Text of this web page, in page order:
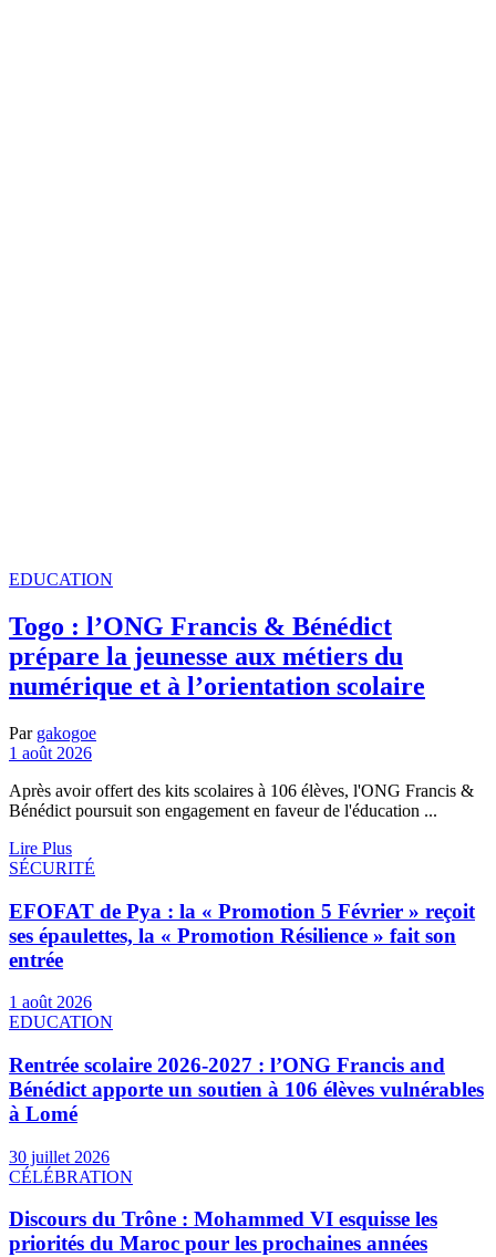
EDUCATION
Togo : l’ONG Francis & Bénédict
prépare la jeunesse aux métiers du
numérique et à l’orientation scolaire
Par gakogoe
1 août 2026
Après avoir offert des kits scolaires à 106 élèves, l'ONG Francis &
Bénédict poursuit son engagement en faveur de l'éducation ...
Lire Plus
SÉCURITÉ
EFOFAT de Pya : la « Promotion 5 Février » reçoit
ses épaulettes, la « Promotion Résilience » fait son
entrée
1 août 2026
EDUCATION
Rentrée scolaire 2026-2027 : l’ONG Francis and
Bénédict apporte un soutien à 106 élèves vulnérables
à Lomé
30 juillet 2026
CÉLÉBRATION
Discours du Trône : Mohammed VI esquisse les
priorités du Maroc pour les prochaines années